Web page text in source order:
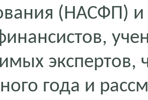
(НАСФП) и
экспертов,
года и